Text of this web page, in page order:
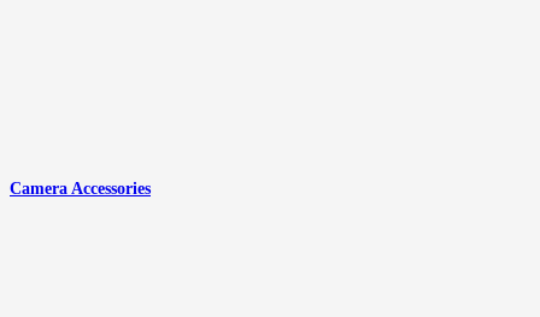
Camera Accessories